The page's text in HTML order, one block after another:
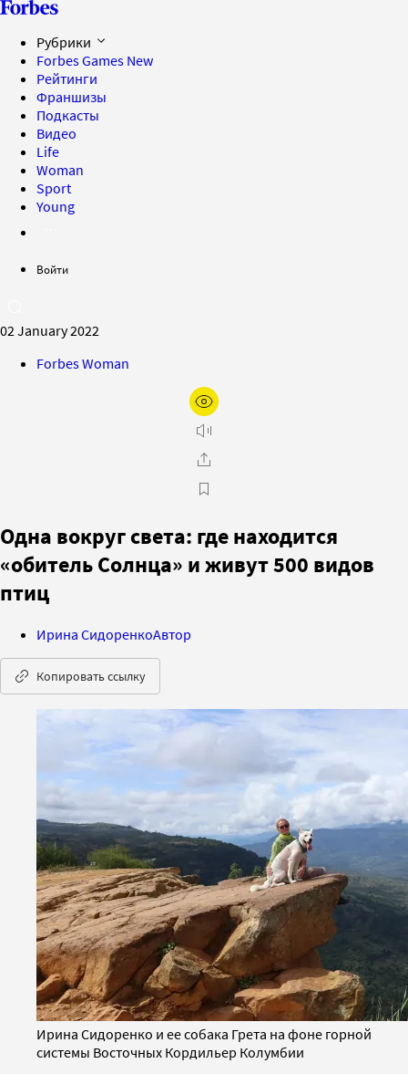
Рубрики
Forbes Games New
Рейтинги
Франшизы
Подкасты
Видео
Life
Woman
Sport
Young
Войти
02 January 2022
Forbes Woman
Одна вокруг света: где находится
«обитель Солнца» и живут 500 видов
птиц
Ирина СидоренкоАвтор
Копировать ссылку
Ирина Сидоренко и ее собака Грета на фоне горной
системы Восточных Кордильер Колумбии